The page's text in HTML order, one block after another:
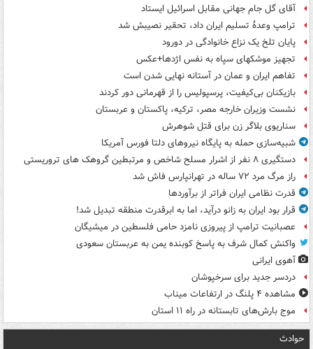
آقای گل جام جهانی مقابل اسرائیل ایستاد
ترامپ وعدۀ تسلیم ایران داد، تحقیر نصیبش شد
پایان تلخ یک نزاع خانوادگی در دورود
تجهیز موشکهای سپاه به نفس اژدها+عکس
تفاهم ایران و عمان در آستانه نهایی شدن است
بازیکنان بی‌کیفیت، پرسپولیس را از قهرمانی دور کردند
نشست وزیران خارجه مصر، ترکیه، پاکستان و عربستان
سناریوی بلاگر زن برای قتل شوهرش
شبیه‌سازی حمله به پایگاه نیروهای دلتا فورس آمریکا
دستگیری ۸ نفر از اشرار مسلح شاخص و مرتبطین گروهک های تروریستی
راز مرگ مرد ۷۲ ساله در تهرانپارس فاش شد
قدرت نظامی ایران فراتر از برآوردها
قرار بود ایران به زانو درآید، اما به ابرقدرت منطقه تبدیل شد!
عصبانیت ترامپ از پیروزی نامزد حامی فلسطین در میشیگان
واکنش کمال شرف به پاسخ کوبنده یمن به عربستان سعودی
آهوی ایرانی
دردسر جدید برای سرخپوشان
مشاهده ۴ پلنگ در ارتفاعات میناب
موج بارش‌های تابستانه در راه ۱۱ استان
حوادث